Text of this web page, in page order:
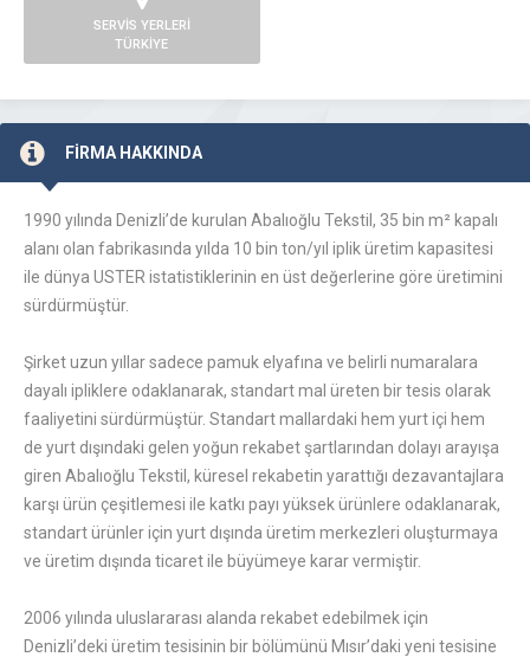
SERVİS YERLERİ
TÜRKİYE
FİRMA HAKKINDA
1990 yılında Denizli’de kurulan Abalıoğlu Tekstil, 35 bin m² kapalı
alanı olan fabrikasında yılda 10 bin ton/yıl iplik üretim kapasitesi
ile dünya USTER istatistiklerinin en üst değerlerine göre üretimini
sürdürmüştür.
Şirket uzun yıllar sadece pamuk elyafına ve belirli numaralara
dayalı ipliklere odaklanarak, standart mal üreten bir tesis olarak
faaliyetini sürdürmüştür. Standart mallardaki hem yurt içi hem
de yurt dışındaki gelen yoğun rekabet şartlarından dolayı arayışa
giren Abalıoğlu Tekstil, küresel rekabetin yarattığı dezavantajlara
karşı ürün çeşitlemesi ile katkı payı yüksek ürünlere odaklanarak,
standart ürünler için yurt dışında üretim merkezleri oluşturmaya
ve üretim dışında ticaret ile büyümeye karar vermiştir.
2006 yılında uluslararası alanda rekabet edebilmek için
Denizli’deki üretim tesisinin bir bölümünü Mısır’daki yeni tesisine